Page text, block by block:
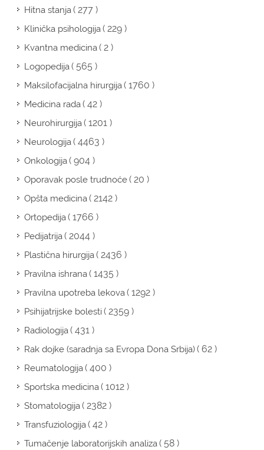
Hitna stanja( 277 )
Klinička psihologija( 229 )
Kvantna medicina( 2 )
Logopedija( 565 )
Maksilofacijalna hirurgija( 1760 )
Medicina rada( 42 )
Neurohirurgija( 1201 )
Neurologija( 4463 )
Onkologija( 904 )
Oporavak posle trudnoće( 20 )
Opšta medicina( 2142 )
Ortopedija( 1766 )
Pedijatrija( 2044 )
Plastična hirurgija( 2436 )
Pravilna ishrana( 1435 )
Pravilna upotreba lekova( 1292 )
Psihijatrijske bolesti( 2359 )
Radiologija( 431 )
Rak dojke (saradnja sa Evropa Dona Srbija)( 62 )
Reumatologija( 400 )
Sportska medicina( 1012 )
Stomatologija( 2382 )
Transfuziologija( 42 )
Tumačenje laboratorijskih analiza( 58 )